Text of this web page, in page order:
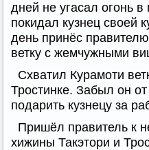
дней не угасал огонь
покидал кузнец своей
день принёс
ветку с жемчужными
Схватил Курамоти
Тростинке. Забыл он
подарить кузнецу за
Пришёл правитель к
хижины Такэтори и